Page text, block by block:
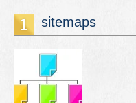
sitemaps